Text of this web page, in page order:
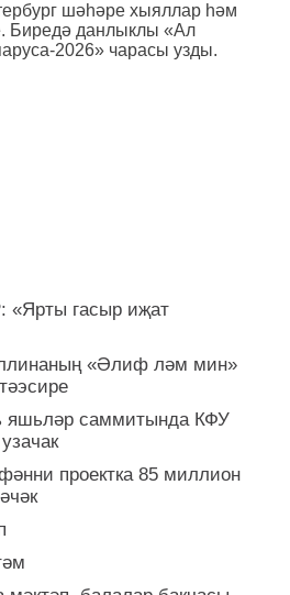
шәһәре хыяллар һәм
Биредә данлыклы «Ал
2026» чарасы узды.
гасыр иҗат
«Әлиф ләм мин»
яшьләр саммитында КФУ
проектка 85 миллион